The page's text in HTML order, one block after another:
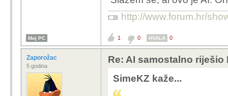
http://www.forum.hr/
Moj PC 1 0 HVALA 0
Zaporožac
5 godina
Re: AI samostalno
SimeKZ kaže...